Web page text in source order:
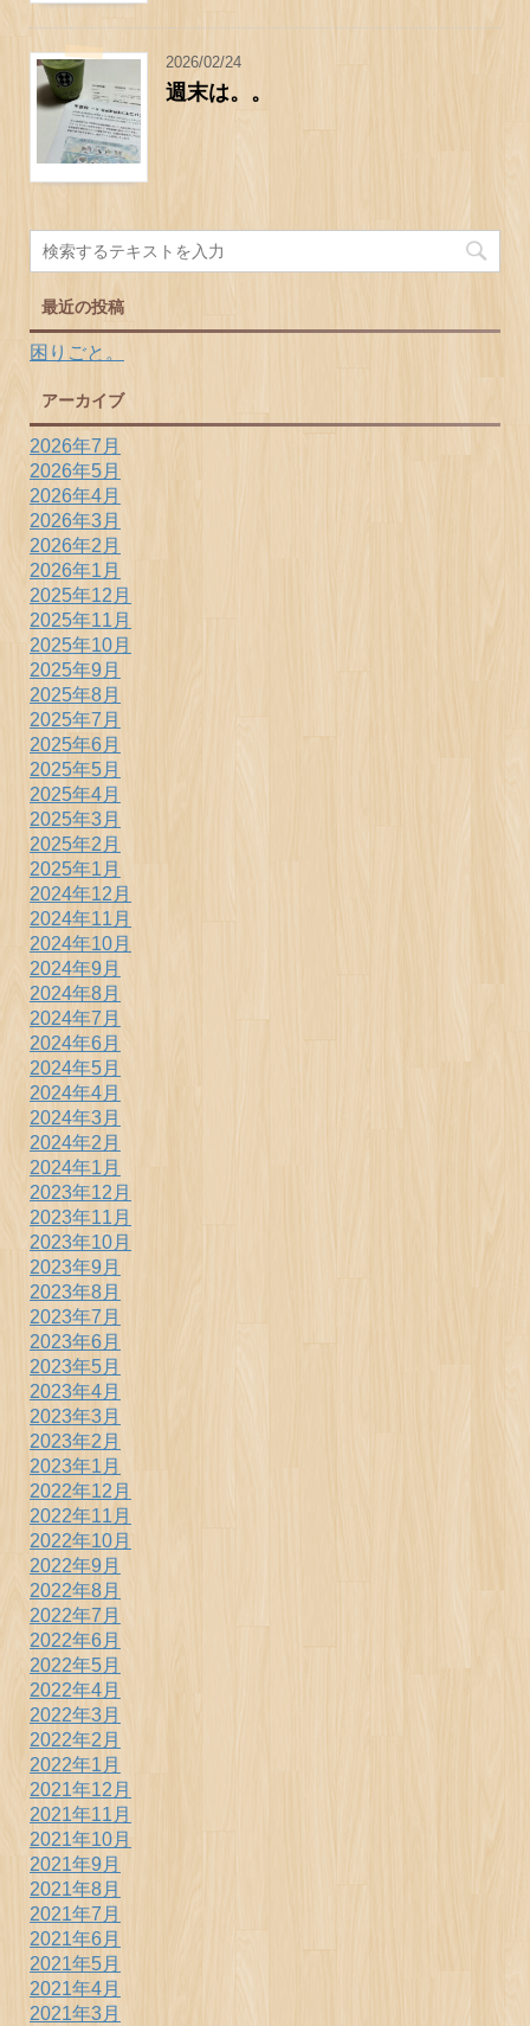
2026/02/24
週末は。。
最近の投稿
困りごと。
アーカイブ
2026年7月
2026年5月
2026年4月
2026年3月
2026年2月
2026年1月
2025年12月
2025年11月
2025年10月
2025年9月
2025年8月
2025年7月
2025年6月
2025年5月
2025年4月
2025年3月
2025年2月
2025年1月
2024年12月
2024年11月
2024年10月
2024年9月
2024年8月
2024年7月
2024年6月
2024年5月
2024年4月
2024年3月
2024年2月
2024年1月
2023年12月
2023年11月
2023年10月
2023年9月
2023年8月
2023年7月
2023年6月
2023年5月
2023年4月
2023年3月
2023年2月
2023年1月
2022年12月
2022年11月
2022年10月
2022年9月
2022年8月
2022年7月
2022年6月
2022年5月
2022年4月
2022年3月
2022年2月
2022年1月
2021年12月
2021年11月
2021年10月
2021年9月
2021年8月
2021年7月
2021年6月
2021年5月
2021年4月
2021年3月